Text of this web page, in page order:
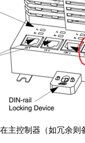
主控制器（如冗余则